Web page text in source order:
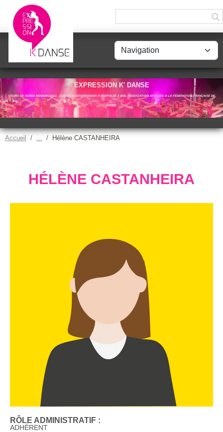
EXPRESSION K' DANSE
COURS DE DANSE MODERN'JAZZ, JAZZ ET CONTEMPORAIN À PARTIR DE 2 ANS. ASSOCIATION AFFILIÉE À LA FÉDÉRATION FRANÇAISE DE
DANSE.
Accueil Hélène CASTANHEIRA
HÉLÈNE CASTANHEIRA
RÔLE ADMINISTRATIF :
ADHÉRENT
Panneau de gestion des cookies